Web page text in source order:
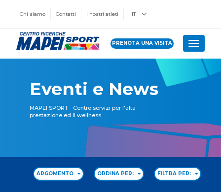
Chi siamo Contatti I nostri atleti IT
PRENOTA UNA VISITA Toggle
Eventi e News
MAPEI SPORT - Centro servizi per l'alta
prestazione ed il wellness.
ARGOMENTO ORDINA PER: FILTRA PER: